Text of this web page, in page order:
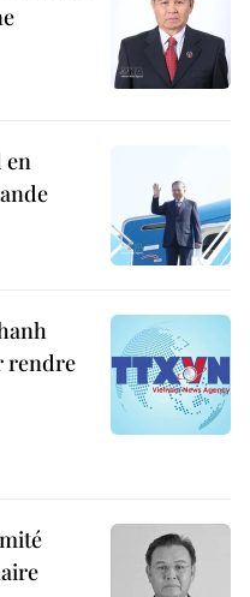
en
rendre